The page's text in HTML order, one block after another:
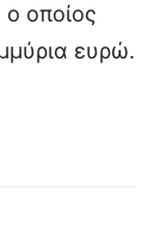
ο οποίος
ευρώ.